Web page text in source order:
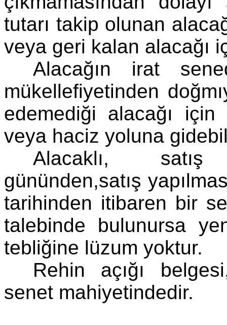
tutarı takip olunan
veya geri kalan alacağı
Alacağın irat
mükellefiyetinden
edemediği alacağı için
veya haciz yoluna
Alacaklı, satış
gününden,satış
tarihinden itibaren bir
talebinde bulunursa
tebliğine lüzum yoktur.
Rehin açığı
senet mahiyetindedir.